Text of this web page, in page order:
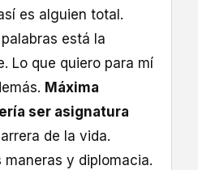
es alguien total.
está la
Lo que quiero para mí
Máxima
ser asignatura
de la vida.
maneras y diplomacia.